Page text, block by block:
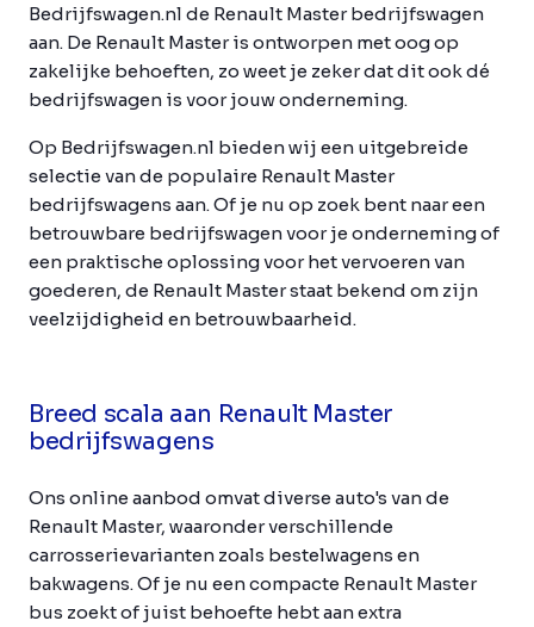
Bedrijfswagen.nl de Renault Master bedrijfswagen
aan. De Renault Master is ontworpen met oog op
zakelijke behoeften, zo weet je zeker dat dit ook dé
bedrijfswagen is voor jouw onderneming.
Op Bedrijfswagen.nl bieden wij een uitgebreide
selectie van de populaire Renault Master
bedrijfswagens aan. Of je nu op zoek bent naar een
betrouwbare bedrijfswagen voor je onderneming of
een praktische oplossing voor het vervoeren van
goederen, de Renault Master staat bekend om zijn
veelzijdigheid en betrouwbaarheid.
Breed scala aan Renault Master
bedrijfswagens
Ons online aanbod omvat diverse auto's van de
Renault Master, waaronder verschillende
carrosserievarianten zoals bestelwagens en
bakwagens. Of je nu een compacte Renault Master
bus zoekt of juist behoefte hebt aan extra